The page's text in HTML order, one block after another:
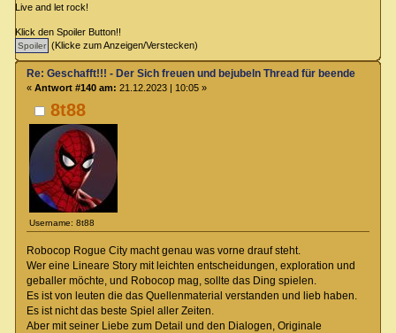
Live and let rock!
Klick den Spoiler Button!!
(Klicke zum Anzeigen/Verstecken)
8t88
Username: 8t88
Re: Geschafft!!! - Der Sich freuen und bejubeln Thread für beendete
« Antwort #140 am: 21.12.2023 | 10:05 »
Robocop Rogue City macht genau was vorne drauf steht.
Wer eine Lineare Story mit leichten entscheidungen, exploration und
geballer möchte, und Robocop mag, sollte das Ding spielen.
Es ist von leuten die das Quellenmaterial verstanden und lieb haben.
Es ist nicht das beste Spiel aller Zeiten.
Aber mit seiner Liebe zum Detail und den Dialogen, Originale